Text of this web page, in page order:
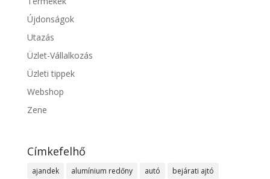
Újdonságok
Utazás
Üzlet-Vállalkozás
Üzleti tippek
Webshop
Zene
Címkefelhő
ajandek alumínium redőny autó
bejárati ajtó